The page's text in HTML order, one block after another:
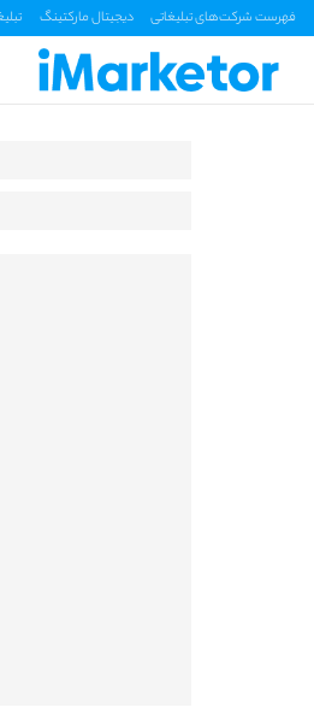
فهرست شرکت‌های تبلیغاتی دیجیتال مارکتینگ